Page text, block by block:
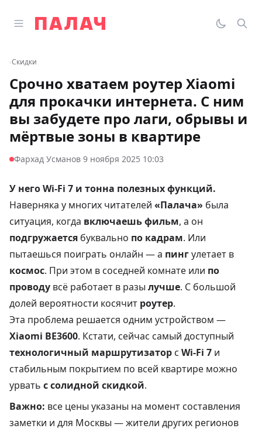
Открыть главное меню
Палач
‹Скидки
Срочно хватаем роутер Xiaomi
для прокачки интернета. С ним
вы забудете про лаги, обрывы и
мёртвые зоны в квартире
Фархад Усманов·9 ноября 2025 10:03
У него Wi-Fi 7 и тонна полезных функций.
Наверняка у многих читателей «Палача» была
ситуация, когда включаешь фильм, а он
подгружается буквально по кадрам. Или
пытаешься поиграть онлайн — а пингулетает в
космос. При этом в соседней комнате или по
проводу всё работает в разы лучше. С большой
долей вероятности косячит роутер.
Эта проблема решается одним устройством —
Xiaomi BE3600. Кстати, сейчас самый доступный
технологичный маршрутизатор с Wi-Fi 7 и
стабильным покрытием по всей квартире можно
урвать с солидной скидкой.
Важно: все цены указаны на момент составления
заметки и для Москвы — жители других регионов